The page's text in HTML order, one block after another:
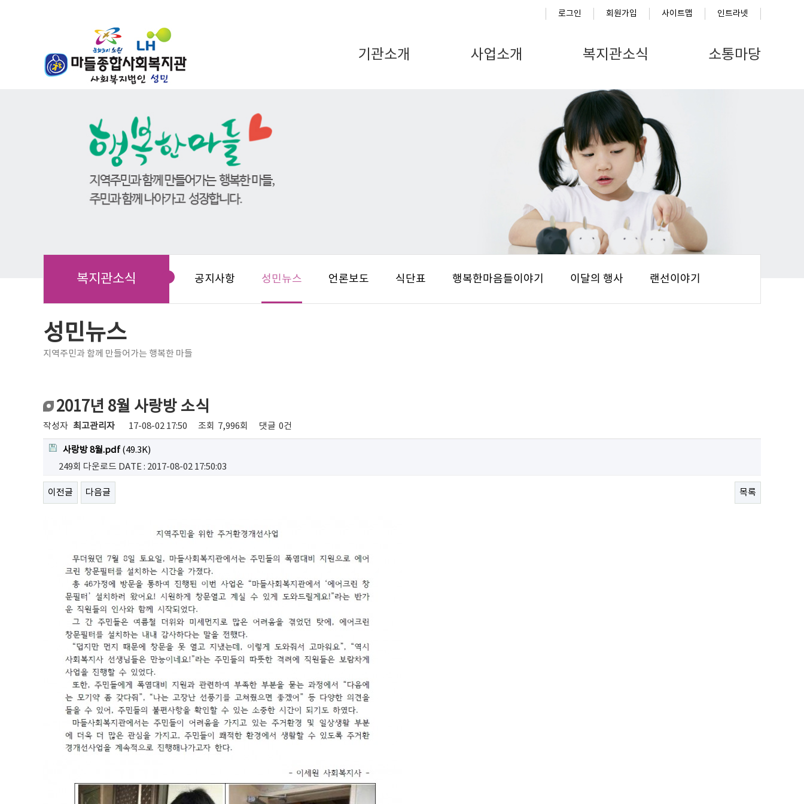
로그인 회원가입 사이트맵 인트라넷
기관소개 사업소개 복지관소식 소통마당
복지관소식 공지사항 성민뉴스 언론보도 식단표 행복한마음들이야기 이달의 행사 랜선이야기
성민뉴스
지역주민과 함께 만들어가는 행복한 마들
2017년 8월 사랑방 소식
작성자 최고관리자 17-08-02 17:50 조회 7,996회 댓글 0건
사랑방 8월.pdf (49.3K)
249회 다운로드 DATE : 2017-08-02 17:50:03
이전글 다음글 목록